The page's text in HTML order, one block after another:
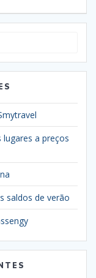
a preços
saldos de verão